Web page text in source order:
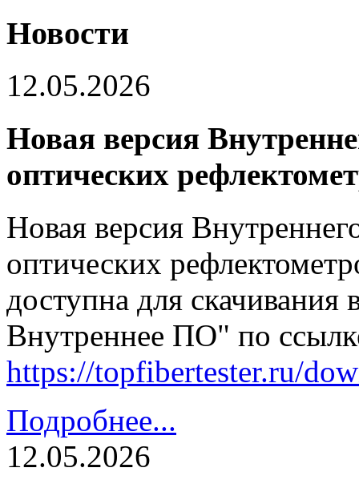
Новости
12.05.2026
Новая версия
оптических
Новая версия
оптических
доступна для
Внутреннее ПО" по
https://topfibertester.ru/
Подробнее...
12.05.2026